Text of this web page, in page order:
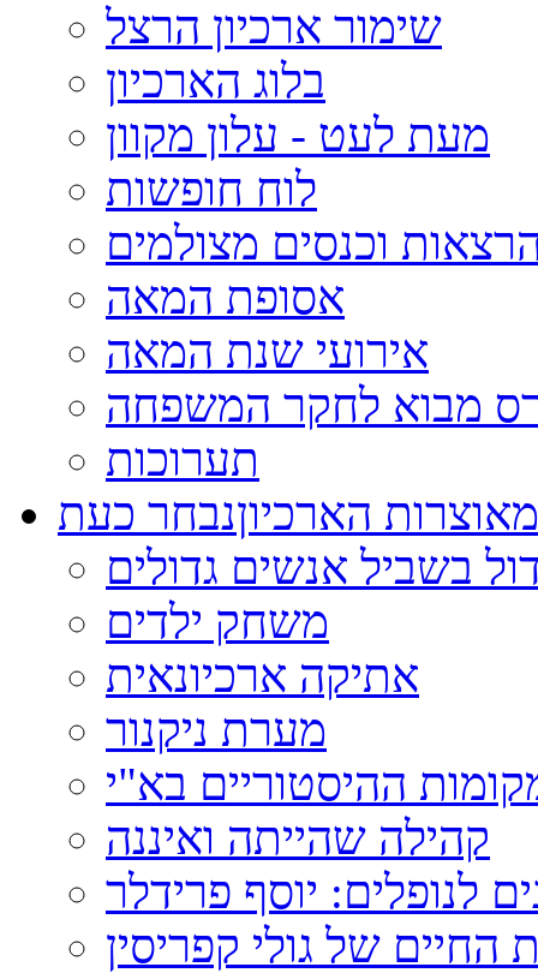
שימור ארכיון הרצל
בלוג הארכיון
מעת לעט - עלון מקוון
לוח חופשות
וכנסים מצולמים
אסופת המאה
אירועי שנת המאה
מבוא לחקר המשפחה
תערוכות
מאוצרות הארכיוןנבחר כעת
בשביל אנשים גדולים
משחק ילדים
אתיקה ארכיונאית
מערת ניקנור
ההיסטוריים בא"י
קהילה שהייתה ואיננה
לנופלים: יוסף פרידלר
החיים של גולי קפריסין